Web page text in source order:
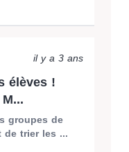
il y a 3 ans
élèves !
groupes de
de trier les ...